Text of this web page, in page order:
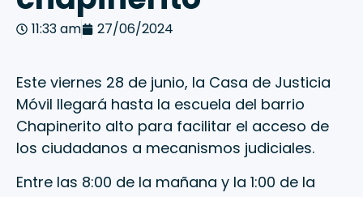
11:33 am 27/06/2024
Este viernes 28 de junio, la Casa de Justicia
Móvil llegará hasta la escuela del barrio
Chapinerito alto para facilitar el acceso de
los ciudadanos a mecanismos judiciales.
Entre las 8:00 de la mañana y la 1:00 de la